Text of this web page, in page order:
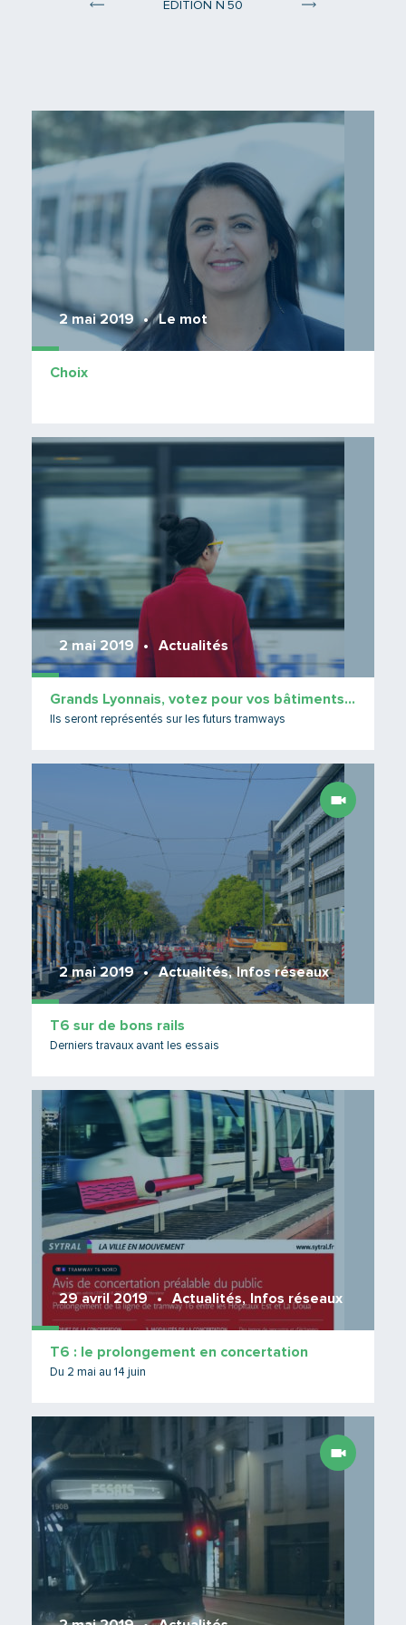
ÉDITION N 50
2 mai 2019 Le mot
Choix
2 mai 2019 Actualités
Grands Lyonnais, votez pour vos bâtiments préférés !
Ils seront représentés sur les futurs tramways
2 mai 2019 Actualités, Infos réseaux
T6 sur de bons rails
Derniers travaux avant les essais
29 avril 2019 Actualités, Infos réseaux
T6 : le prolongement en concertation
Du 2 mai au 14 juin